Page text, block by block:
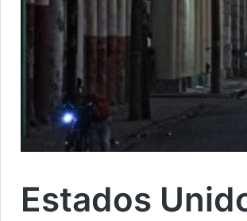
Estados